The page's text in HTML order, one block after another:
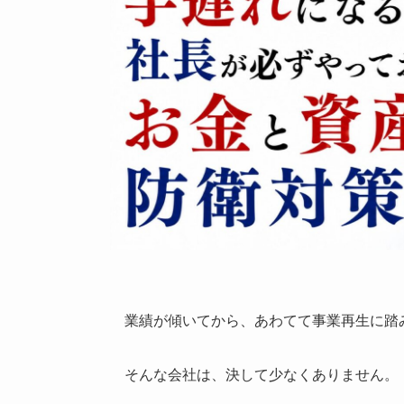
業績が傾いてから、あわてて事業再生に踏
そんな会社は、決して少なくありません。